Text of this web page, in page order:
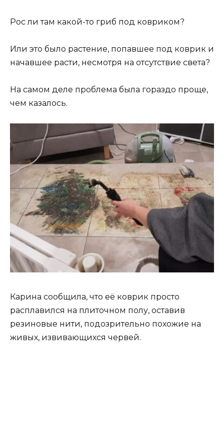
Рос ли там какой-то гриб под ковриком?
Или это было растение, попавшее под коврик и
начавшее расти, несмотря на отсутствие света?
На самом деле проблема была гораздо проще,
чем казалось.
Карина сообщила, что её коврик просто
расплавился на плиточном полу, оставив
резиновые нити, подозрительно похожие на
живых, извивающихся червей.